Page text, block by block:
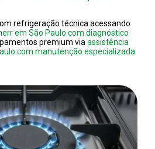
refrigeração técnica acessando
em São Paulo com diagnóstico
premium via assistência
com manutenção especializada